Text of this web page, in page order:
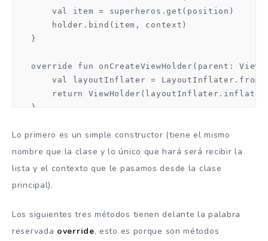
       val item = superheros.get(position)
       holder.bind(item, context)
   }
override fun onCreateViewHolder(parent:
val layoutInflater =
return
   }
   override fun getItemCount(): Int {
       return superheros.size
Lo primero es un simple constructor (tiene el mismo
nombre que la clase y lo único que hará será recibir la
lista y el contexto que le pasamos desde la clase
principal).
Los siguientes tres métodos tienen delante la palabra
reservada override, esto es porque son métodos